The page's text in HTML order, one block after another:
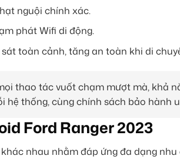
nguội chính xác.
phát Wifi di động.
toàn cảnh, tăng an toàn khi di
thao tác vuốt chạm mượt mà, khả
hệ thống, cùng chính sách bảo hành
Ford Ranger 2023
nhau nhằm đáp ứng đa dạng